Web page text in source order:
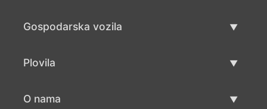
Gospodarska vozila
Plovila
O nama